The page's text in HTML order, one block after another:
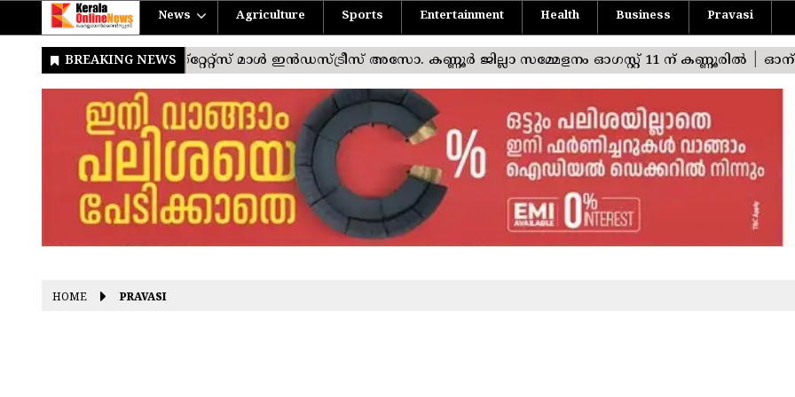
News Agriculture Sports Entertainment Health Business Pravasi
HOME PRAVASI